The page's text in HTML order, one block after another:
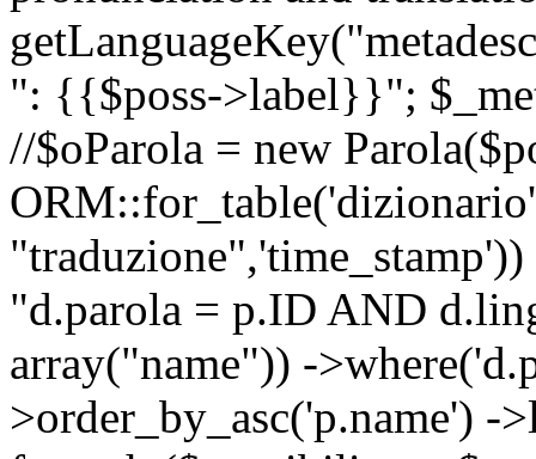
": {{$poss->label}}";
//$oParola = new
"d.parola = p.ID AND
array("name")) -
>order_by_asc('p.name')